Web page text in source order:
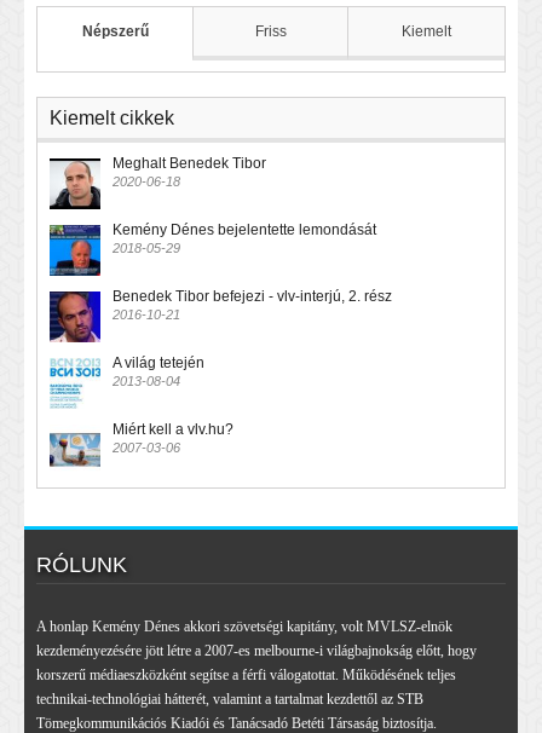
Népszerű Friss Kiemelt
Kiemelt cikkek
Meghalt Benedek Tibor
2020-06-18
Kemény Dénes bejelentette lemondását
2018-05-29
Benedek Tibor befejezi - vlv-interjú, 2. rész
2016-10-21
A világ tetején
2013-08-04
Miért kell a vlv.hu?
2007-03-06
RÓLUNK
A honlap Kemény Dénes akkori szövetségi kapitány, volt MVLSZ-elnök
kezdeményezésére jött létre a 2007-es melbourne-i világbajnokság előtt, hogy
korszerű médiaeszközként segítse a férfi válogatottat. Működésének teljes
technikai-technológiai hátterét, valamint a tartalmat kezdettől az STB
Tömegkommunikációs Kiadói és Tanácsadó Betéti Társaság biztosítja.